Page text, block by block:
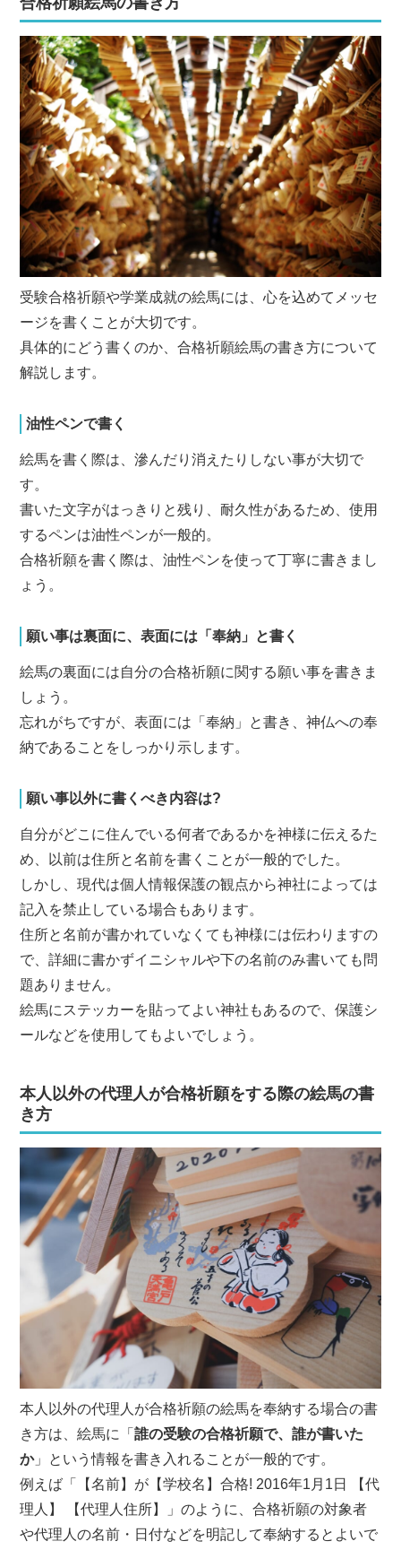
受験合格祈願や学業成就の絵馬には、心を込めてメッセ
ージを書くことが大切です。
具体的にどう書くのか、合格祈願絵馬の書き方について
解説します。
油性ペンで書く
絵馬を書く際は、滲んだり消えたりしない事が大切で
す。
書いた文字がはっきりと残り、耐久性があるため、使用
するペンは油性ペンが一般的。
合格祈願を書く際は、油性ペンを使って丁寧に書きまし
ょう。
願い事は裏面に、表面には「奉納」と書く
絵馬の裏面には自分の合格祈願に関する願い事を書きま
しょう。
忘れがちですが、表面には「奉納」と書き、神仏への奉
納であることをしっかり示します。
願い事以外に書くべき内容は?
自分がどこに住んでいる何者であるかを神様に伝えるた
め、以前は住所と名前を書くことが一般的でした。
しかし、現代は個人情報保護の観点から神社によっては
記入を禁止している場合もあります。
住所と名前が書かれていなくても神様には伝わりますの
で、詳細に書かずイニシャルや下の名前のみ書いても問
題ありません。
絵馬にステッカーを貼ってよい神社もあるので、保護シ
ールなどを使用してもよいでしょう。
本人以外の代理人が合格祈願をする際の絵馬の書
き方
本人以外の代理人が合格祈願の絵馬を奉納する場合の書
き方は、絵馬に「誰の受験の合格祈願で、誰が書いた
か」という情報を書き入れることが一般的です。
例えば「【名前】が【学校名】合格! 2016年1月1日 【代
理人】 【代理人住所】」のように、合格祈願の対象者
や代理人の名前・日付などを明記して奉納するとよいで